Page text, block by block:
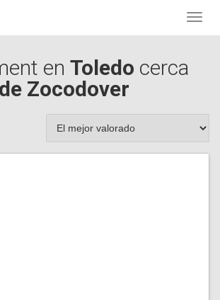
en Toledo cerca
Zocodover